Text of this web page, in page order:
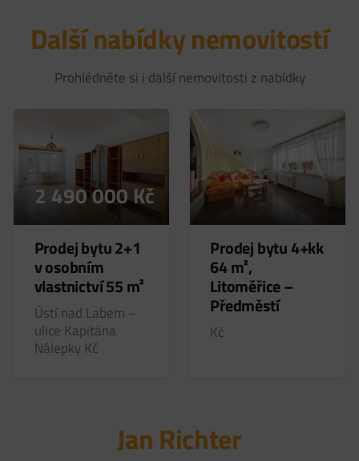
Další nabídky nemovitostí
Prohlédněte si i další nemovitosti z nabídky
2 490 000Kč
Prodej bytu 2+1
v osobním
vlastnictví 55 m²
Ústí nad Labem –
ulice Kapitána
Nálepky Kč
Prodej bytu 4+kk
64 m²,
Litoměřice –
Předměstí
Kč
Jan Richter